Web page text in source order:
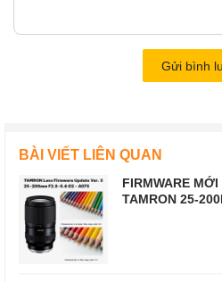
Gửi bình
BÀI VIẾT LIÊN QUAN
FIRMWARE
TAMRON 25-